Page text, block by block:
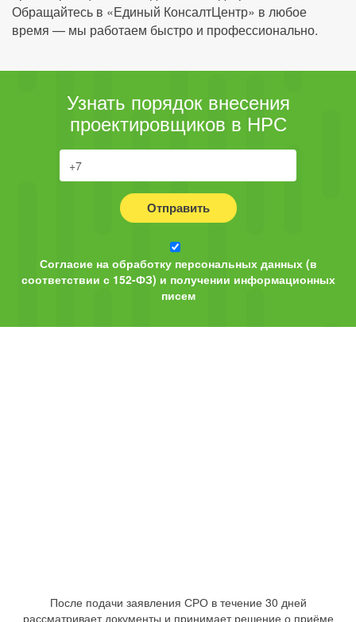
Обращайтесь в «Единый КонсалтЦентр» в любое
время — мы работаем быстро и профессионально.
Узнать порядок внесения
проектировщиков в НРС
Отправить
Согласие на обработку персональных данных (в
соответствии с 152-ФЗ) и получении информационных
писем
После подачи заявления СРО в течение 30 дней
рассматривает документы и принимает решение о приёме